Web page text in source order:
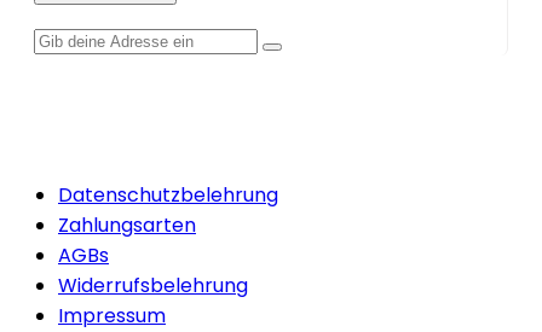
Datenschutzbelehrung
Zahlungsarten
AGBs
Widerrufsbelehrung
Impressum